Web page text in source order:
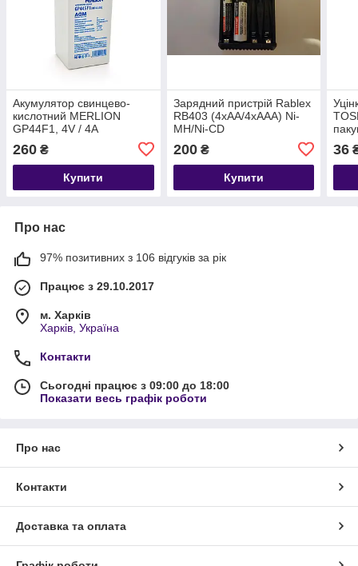
Акумулятор свинцево-
кислотний MERLION
GP44F1, 4V / 4A
260 ₴
Купити
Зарядний пристрій Rablex
RB403 (4xAA/4xAAA) Ni-
MH/Ni-CD
200₴
Купити
36
Про нас
97% позитивних з 106 відгуків за рік
Працює з 29.10.2017
м. Харків
Харків, Україна
Контакти
Сьогодні працює з 09:00 до 18:00
Показати весь графік роботи
Про нас
Контакти
Доставка та оплата